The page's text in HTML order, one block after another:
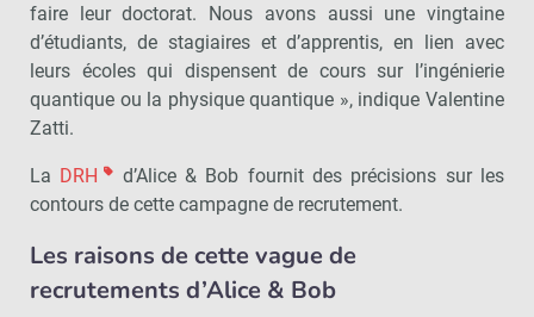
faire leur doctorat. Nous avons aussi une vingtaine
d’étudiants, de stagiaires et d’apprentis, en lien avec
leurs écoles qui dispensent de cours sur l’ingénierie
quantique ou la physique quantique », indique Valentine
Zatti.
La DRH
d’Alice & Bob fournit des précisions sur les
contours de cette campagne de recrutement.
Les raisons de cette vague de
recrutements d’Alice & Bob